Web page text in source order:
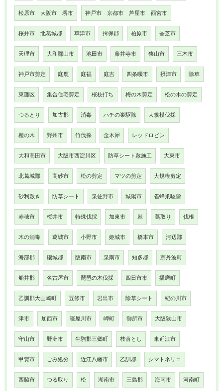
松原市 大阪市 堺市 神戸市 京都市 芦屋市 西宮市
桜井市 北葛城郡 草津市 揖保郡 柏原市 香芝市
天理市 大和郡山市 池田市 藤井寺市 狭山市 三木市
神戸市剪定 庭鹿 庭福 庭吉 四条畷市 摂津市 除草
東灘区 集合住宅剪定 桜枝打ち 梅の木剪定 松の木の剪定
つるとり 加古郡 消毒 ハチの巣駆除 大規模伐採
樫の木 野州市 竹伐採 金木犀 レッドロビン
大和高田市 大阪市西淀川区 防草シート敷施工 大東市
北葛城郡 高砂市 松の剪定 マツの剪定 大規模剪定
砂利敷き 防草シート 泉佐野市 城陽市 雀蜂巣駆除
赤穂市 桜井市 特殊伐採 加東市 棘 蔦取り 伐根
木の消毒 葛城市 小野市 姫城市 橋本市 河辺郡
海部郡 磯城郡 阪南市 泉南市 知多郡 京丹波町
船井郡 名古屋市 琵琶の木伐採 四日市市 播磨町
乙訓郡大山崎町 五條市 岩出市 除草シート 紀の川市
津市 加西市 寝屋川市 岬町 御所市 大阪狭山市
守山市 野洲市 生駒郡三郷町 枝落とし 東近江市
甲賀市 ごみ処分 近江八幡市 乙訓郡 シマトネリコ
西脇市 つる取り 松 湖南市 三島郡 海南市 河南町